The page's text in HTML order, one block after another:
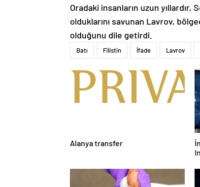
Oradaki insanların uzun yıllardır,
olduklarını savunan Lavrov,
olduğunu dile getirdi.
Batı Filistin İfade Lavrov
Alanya transfer